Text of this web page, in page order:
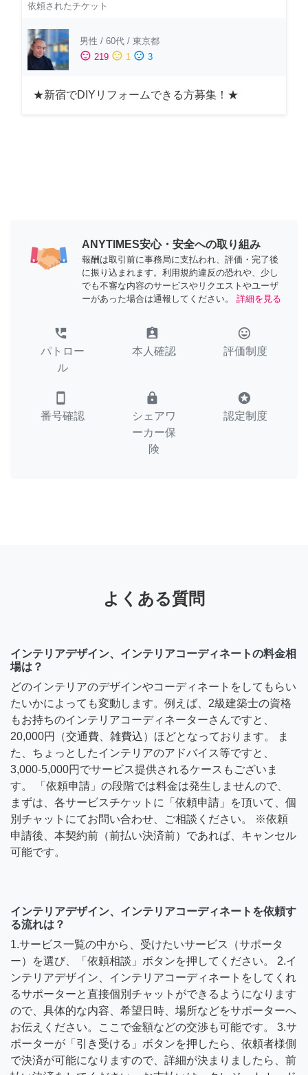
依頼されたチケット
男性 / 60代 / 東京都
sentiment_satisfied 219 sentiment_neutral 1 sentiment_dissatisfied 3
★新宿でDIYリフォームできる方募集！★
ANYTIMES安心・安全への取り組み
報酬は取引前に事務局に支払われ、評価・完了後
に振り込まれます。利用規約違反の恐れや、少し
でも不審な内容のサービスやリクエストやユーザ
ーがあった場合は通報してください。
詳細を見る
perm_phone_msg
パトロー
ル
assignment_ind
本人確認
tag_faces
評価制度
smartphone
番号確認
lock
シェアワ
ーカー保
険
stars
認定制度
よくある質問
インテリアデザイン、インテリアコーディネートの料金相
場は？
どのインテリアのデザインやコーディネートをしてもらい
たいかによっても変動します。例えば、2級建築士の資格
もお持ちのインテリアコーディネーターさんですと、
20,000円（交通費、雑費込）ほどとなっております。 ま
た、ちょっとしたインテリアのアドバイス等ですと、
3,000-5,000円でサービス提供されるケースもございま
す。 「依頼申請」の段階では料金は発生しませんので、
まずは、各サービスチケットに「依頼申請」を頂いて、個
別チャットにてお問い合わせ、ご相談ください。 ※依頼
申請後、本契約前（前払い決済前）であれば、キャンセル
可能です。
インテリアデザイン、インテリアコーディネートを依頼す
る流れは？
1.サービス一覧の中から、受けたいサービス（サポータ
ー）を選び、「依頼相談」ボタンを押してください。 2.イ
ンテリアデザイン、インテリアコーディネートをしてくれ
るサポーターと直接個別チャットができるようになります
ので、具体的な内容、希望日時、場所などをサポーターへ
お伝えください。ここで金額などの交渉も可能です。 3.サ
ポーターが「引き受ける」ボタンを押したら、依頼者様側
で決済が可能になりますので、詳細が決まりましたら、前